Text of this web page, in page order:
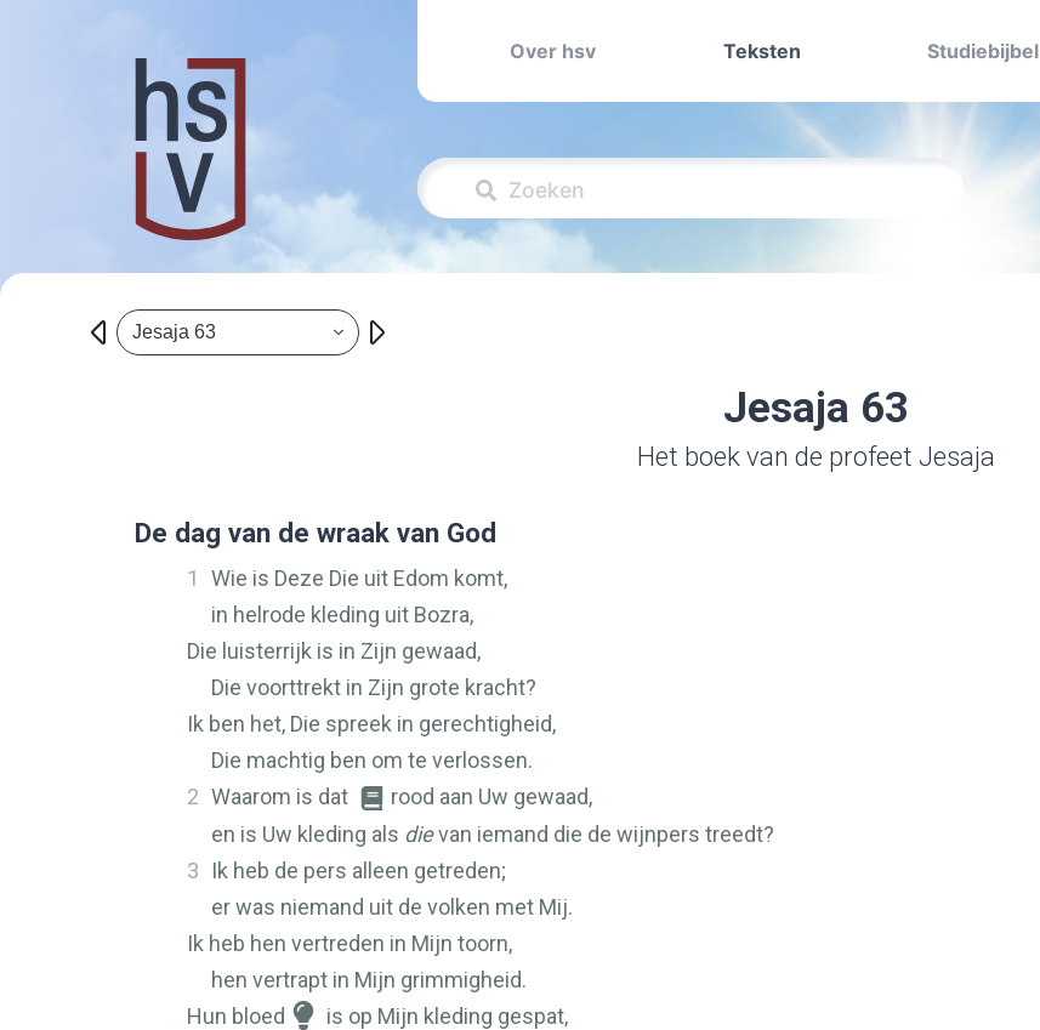
Over hsv Teksten Studiebijbel
Jesaja 63
Jesaja 63
Het boek van de profeet Jesaja
De dag van de wraak van God
1
Wie is Deze Die uit Edom komt,
in helrode kleding uit Bozra,
Die luisterrijk is in Zijn gewaad,
Die voorttrekt in Zijn grote kracht?
Ik ben het, Die spreek in gerechtigheid,
Die machtig ben om te verlossen.
2 Waarom is dat
rood aan Uw gewaad,
en is Uw kleding als dievan iemand die de wijnpers treedt?
3
Ik heb de pers alleen getreden;
er was niemand uit de volken met Mij.
Ik heb hen vertreden in Mijn toorn,
hen vertrapt in Mijn grimmigheid.
Hun bloed
is op Mijn kleding gespat,